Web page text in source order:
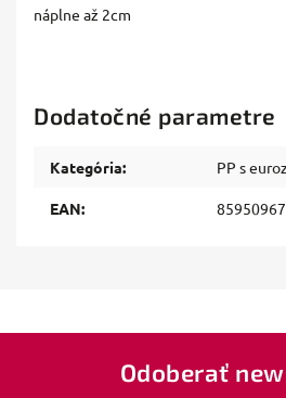
náplne až 2cm
Dodatočné parametre
Kategória: PP s
EAN:
Odoberať